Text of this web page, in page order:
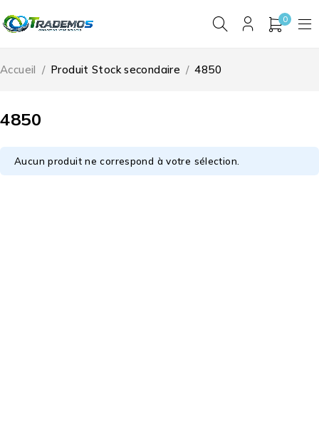
0
4850
Accueil / Produit Stock secondaire / 4850
Aucun produit ne correspond à votre sélection.